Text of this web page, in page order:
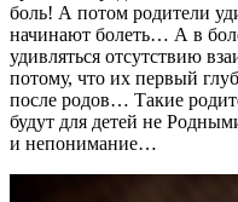
боль! А потом родители
начинают болеть… А в
удивляться отсутствию
потому, что их первый
после родов… Такие
будут для детей не
и непонимание…